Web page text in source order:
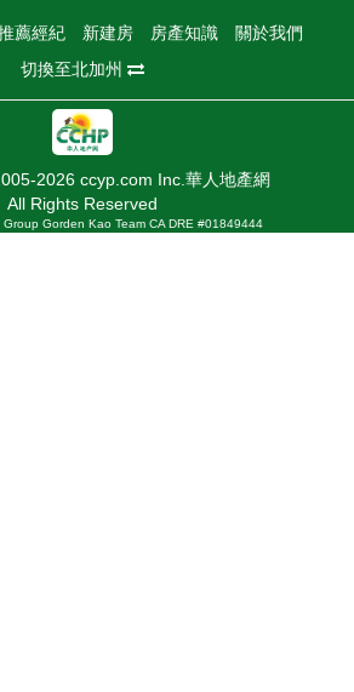
薦經紀 新建房 房產知識
關於我們
切換至北加州
2026 ccyp.com Inc.華人地產網
All Rights Reserved
Gorden Kao Team CA DRE #01849444